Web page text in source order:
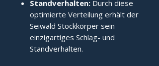
Standverhalten: Durch diese
optimierte Verteilung erhält der
Seiwald Stockkörper sein
einzigartiges Schlag- und
Standverhalten.